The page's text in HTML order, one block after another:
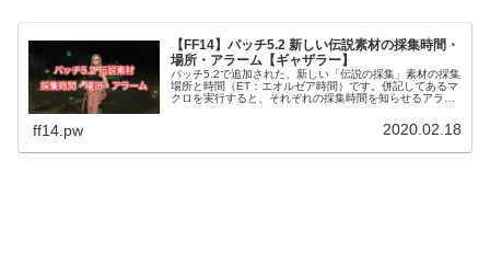
【FF14】パッチ5.2 新しい伝説素材の採集時間・
場所・アラーム【ギャザラー】
パッチ5.2で追加された、新しい「伝説の採集」素材の採集
場所と時間（ET：エオルゼア時間）です。併記してあるマ
クロを実行すると、それぞれの採集時間を知らせるアラー
ff14.pw 2020.02.18